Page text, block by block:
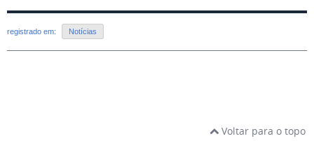
registrado em: Notícias
Voltar para o topo